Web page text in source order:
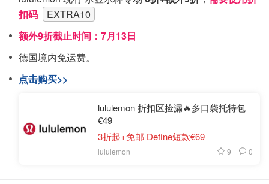
扣码
EXTRA10
额外9折截止时间：7月13日
德国境内免运费。
点击购买>>
lululemon 折扣区捡漏🔥多口袋托特包
€49
3折起+免邮 Define短款€69
lululemon 9 0